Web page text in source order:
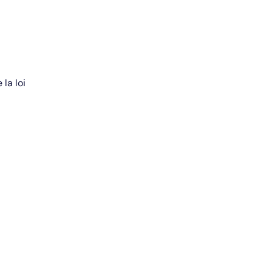
la loi